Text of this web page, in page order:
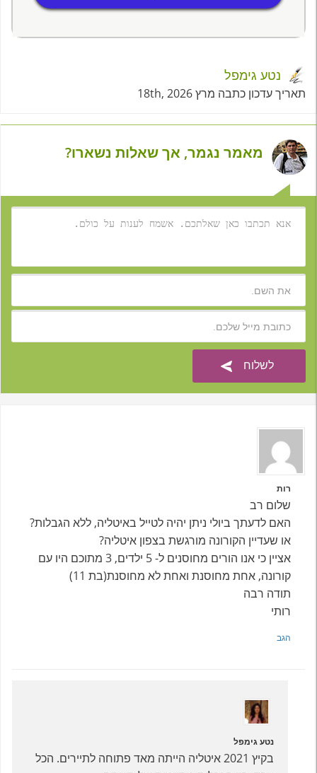
נטע גימפל
תאריך עדכון כתבה מרץ 18th, 2026
מאמר נגמר, אך שאלות נשארו?
רות
שלום רב
האם לדעתך ביולי ניתן יהיה לטייל באיטליה, ללא הגבלות?
או שעדיין הקורונה מורגשת בצפון איטליה?
אציין כי אנו הורים מחוסנים ל- 5 ילדים, 3 מתוכם היו עם
קורונה, אחת מחוסנת ואחת לא מחוסנת(בת 11)
תודה רבה
רותי
הגב
נטע גימפל
בקיץ 2021 איטליה הייתה מאד פתוחה לתיירים. הכל